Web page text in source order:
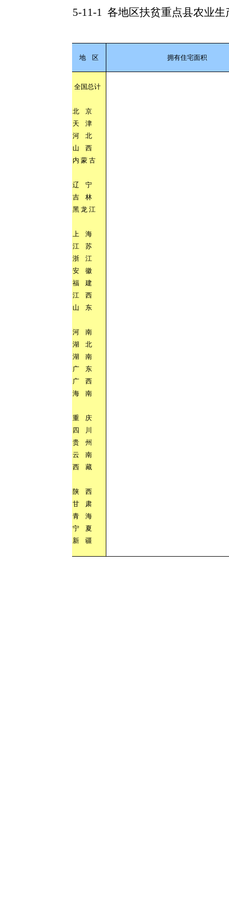
5-11-1 各地区扶贫重点县农业
地 区 拥有住宅面积
全国总计
北
京
天
津
河
北
山
西
内 蒙 古
辽
宁
吉
林
黑 龙 江
上
海
江
苏
浙
江
安
徽
福
建
江
西
山
东
河
南
湖
北
湖
南
广
东
广
西
海
南
重
庆
四
川
贵
州
云
南
西
藏
陕
西
甘
肃
青
海
宁
夏
新
疆